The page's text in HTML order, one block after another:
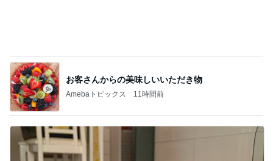
お客さんからの美味しいいただき物
Amebaトピックス 11時間前